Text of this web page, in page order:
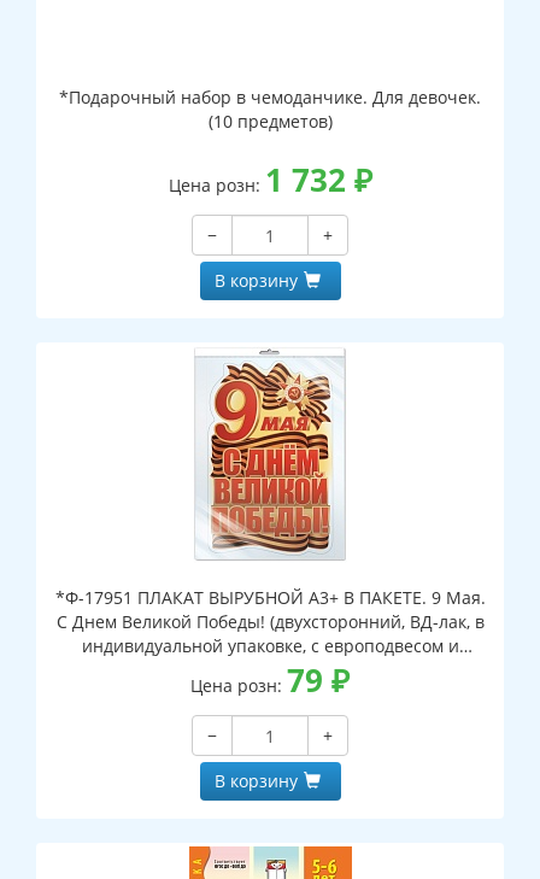
*Подарочный набор в чемоданчике. Для девочек.
(10 предметов)
Цена розн: 1 732 ₽
−
+
В корзину
*Ф-17951 ПЛАКАТ ВЫРУБНОЙ А3+ В ПАКЕТЕ. 9 Мая.
С Днем Великой Победы! (двухсторонний, ВД-лак, в
индивидуальной упаковке, с европодвесом и
клеевым клапаном)
Цена розн: 79 ₽
−
+
В корзину